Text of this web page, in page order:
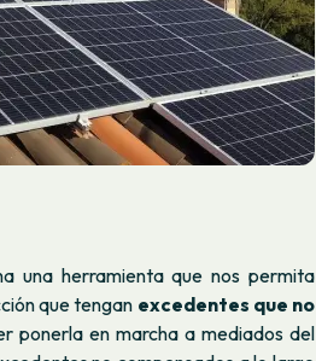
una herramienta que nos permita
que tengan excedentes que no
ponerla en marcha a mediados del